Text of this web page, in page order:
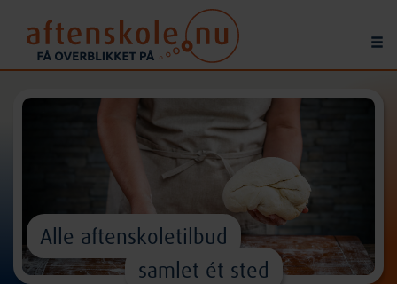
Alle aftenskoletilbud
samlet ét sted